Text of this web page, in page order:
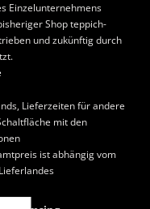
Einzelunternehmens
Shop teppich-
und zukünftig durch
Lieferzeiten für andere
mit den
ist abhängig vom